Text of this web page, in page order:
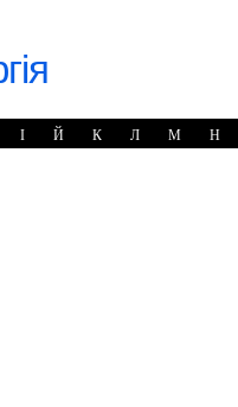
І Й К Л М Н